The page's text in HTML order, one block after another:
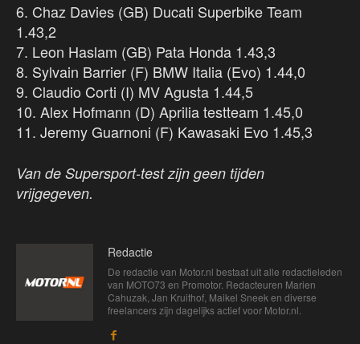
6. Chaz Davies (GB) Ducati Superbike Team
1.43,2
7. Leon Haslam (GB) Pata Honda 1.43,3
8. Sylvain Barrier (F) BMW Italia (Evo) 1.44,0
9. Claudio Corti (I) MV Agusta 1.44,5
10. Alex Hofmann (D) Aprilia testteam 1.45,0
11. Jeremy Guarnoni (F) Kawasaki Evo 1.45,3
Van de Supersport-test zijn geen tijden
vrijgegeven.
Redactie
De redactie van Motor.nl bestaat uit alle redactieleden
van MOTO73 en Promotor. Redacteuren Marien
Cahuzak, Jan Kruithof, Maikel Sneek en diverse
freelancers zijn dagelijks actief voor Motor.nl.